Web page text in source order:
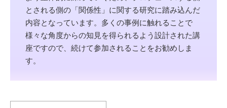
とされる側の「関係性」に関する研究に踏み込んだ
内容となっています。多くの事例に触れることで
様々な角度からの知見を得られるよう設計された講
座ですので、続けて参加されることをお勧めしま
す。